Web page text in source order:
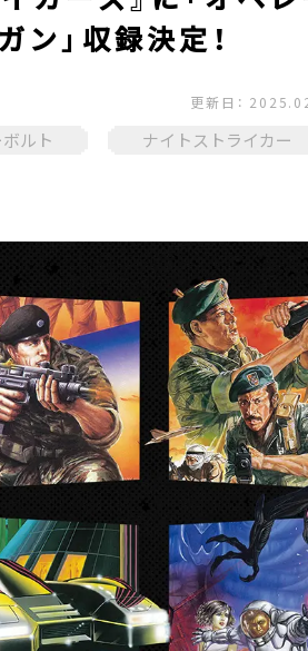
ン」収録決定！
更新日：
ルト
ナイトストライカー